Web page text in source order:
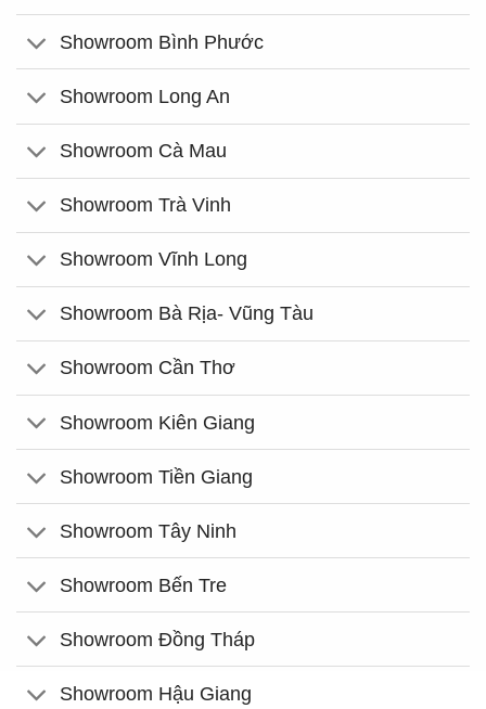
Showroom Bình Phước
Showroom Long An
Showroom Cà Mau
Showroom Trà Vinh
Showroom Vĩnh Long
Showroom Bà Rịa- Vũng Tàu
Showroom Cần Thơ
Showroom Kiên Giang
Showroom Tiền Giang
Showroom Tây Ninh
Showroom Bến Tre
Showroom Đồng Tháp
Showroom Hậu Giang